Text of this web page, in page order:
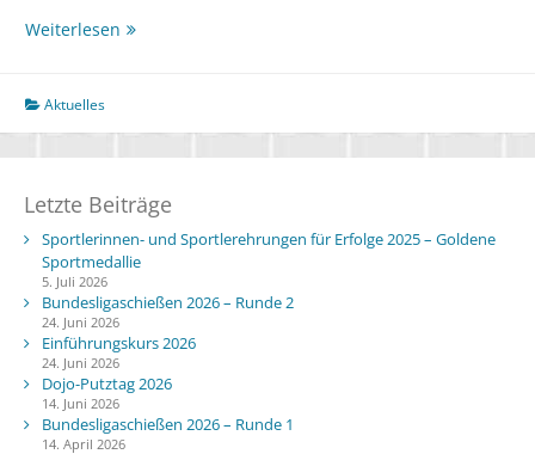
Weiterlesen Neujahresschießen
Aktuelles
Letzte Beiträge
Sportlerinnen- und Sportlerehrungen für Erfolge 2025 – Goldene
Sportmedallie
5. Juli 2026
Bundesligaschießen 2026 – Runde 2
24. Juni 2026
Einführungskurs 2026
24. Juni 2026
Dojo-Putztag 2026
14. Juni 2026
Bundesligaschießen 2026 – Runde 1
14. April 2026